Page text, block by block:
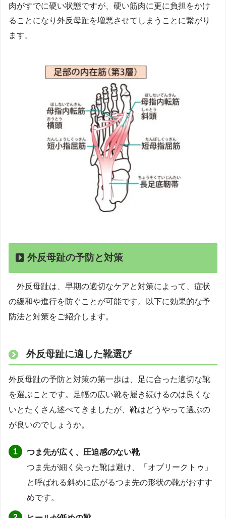
肉がすでに硬い状態ですが、硬い筋肉に更に負担をかけ
ることになり外反母趾を増悪させてしまうことに繋がり
ます。
外反母趾の予防と対策
外反母趾は、早期の適切なケアと対策によって、症状
の緩和や進行を防ぐことが可能です。以下に効果的な予
防法と対策をご紹介します。
外反母趾に適した靴選び
外反母趾の予防と対策の第一歩は、足に合った適切な靴
を選ぶことです。足幅の広い靴を履き続けるのは良くな
いとたくさん述べてきましたが、靴はどうやって選ぶの
が良いのでしょうか。
つま先が広く、圧迫感のない靴
つま先が細く尖った靴は避け、「オブリークトゥ」
と呼ばれる斜めに広がるつま先の形状の靴がおすす
めです。